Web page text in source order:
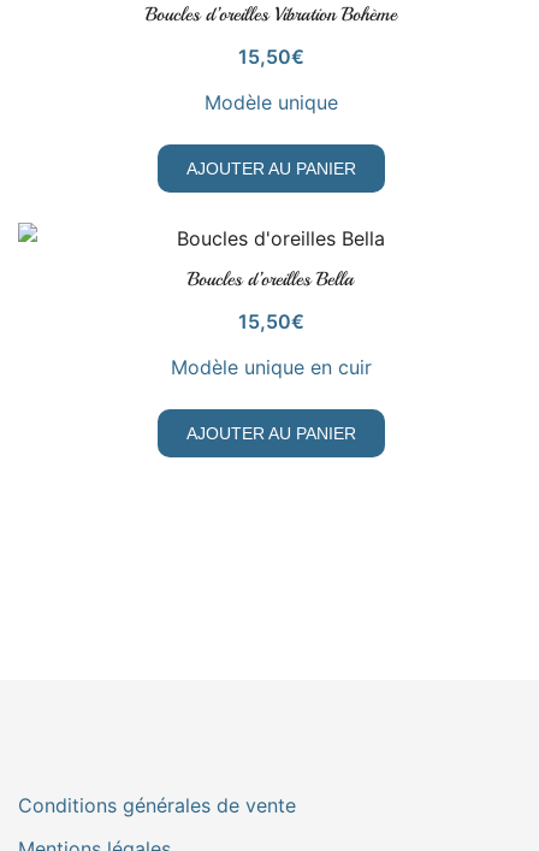
VOIR LE PRODUIT
Boucles d’oreilles Vibration Bohème
15,50€
Modèle unique
AJOUTER AU PANIER
VOIR LE PRODUIT
Boucles d’oreilles Bella
15,50€
Modèle unique en cuir
AJOUTER AU PANIER
Conditions générales de vente